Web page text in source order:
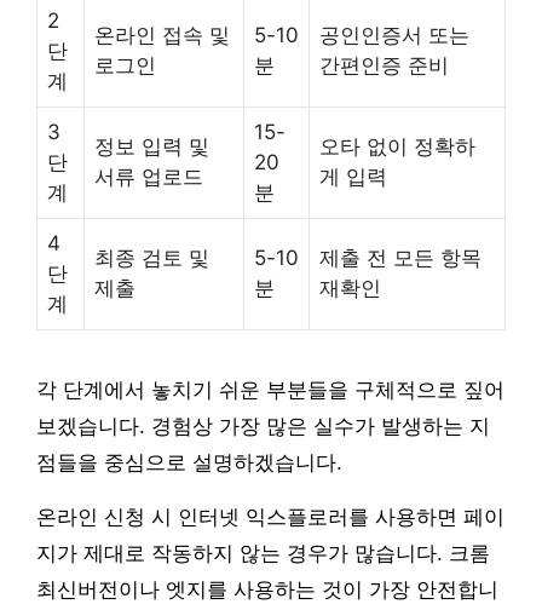
2
단
계
온라인 접속 및
로그인
5-10
분
공인인증서 또는
간편인증 준비
3
단
계
정보 입력 및
서류 업로드
15-
20
분
오타 없이 정확하
게 입력
4
단
계
최종 검토 및
제출
5-10
분
제출 전 모든 항목
재확인
각 단계에서 놓치기 쉬운 부분들을 구체적으로 짚어
보겠습니다. 경험상 가장 많은 실수가 발생하는 지
점들을 중심으로 설명하겠습니다.
온라인 신청 시 인터넷 익스플로러를 사용하면 페이
지가 제대로 작동하지 않는 경우가 많습니다. 크롬
최신버전이나 엣지를 사용하는 것이 가장 안전합니